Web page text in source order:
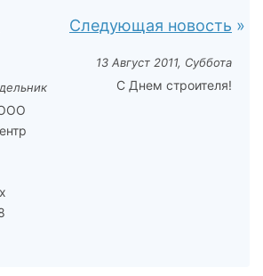
Следующая новость
13 Август 2011, Суббота
С Днем строителя!